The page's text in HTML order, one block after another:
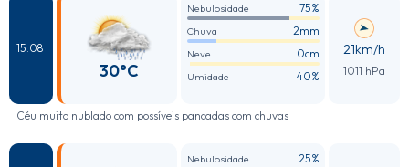
15.08
30°C
Nebulosidade 75%
Chuva 2mm
Neve 0cm
Umidade 40%
21km/h
1011 hPa
Céu muito nublado com possíveis pancadas com chuvas
Nebulosidade 25%